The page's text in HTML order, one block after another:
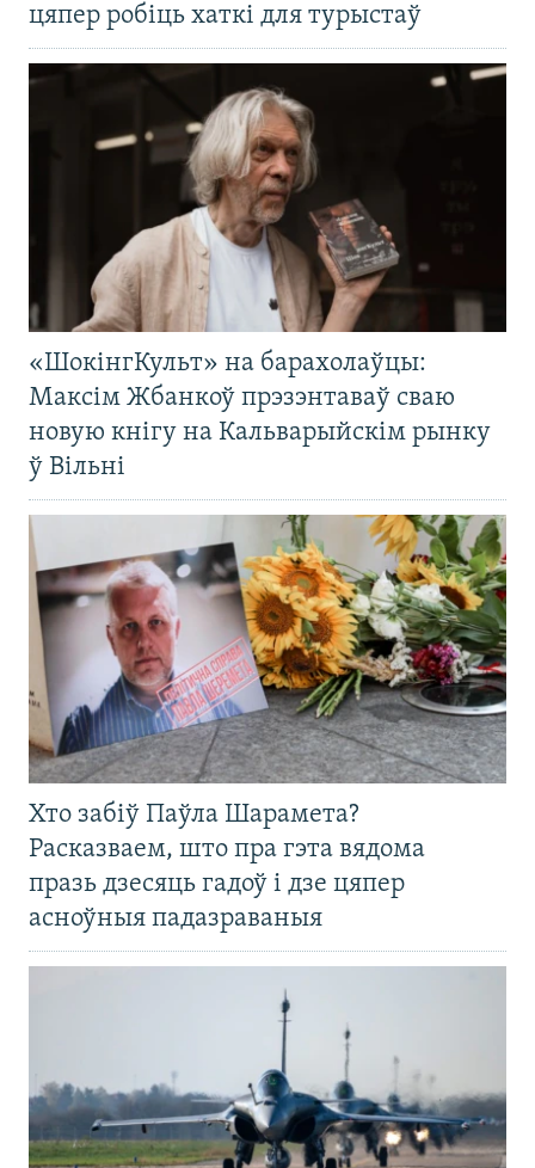
цяпер робіць хаткі для турыстаў
«ШокінгКульт» на барахолаўцы:
Максім Жбанкоў прэзэнтаваў сваю
новую кнігу на Кальварыйскім рынку
ў Вільні
Хто забіў Паўла Шарамета?
Расказваем, што пра гэта вядома
празь дзесяць гадоў і дзе цяпер
асноўныя падазраваныя